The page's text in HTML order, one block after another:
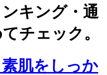
キング・通
チェック。
肌をしっか